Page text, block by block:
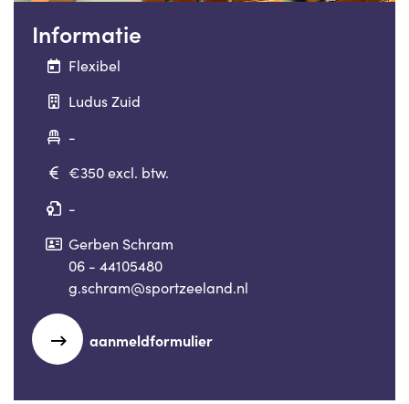
Informatie
Flexibel
Ludus Zuid
-
€350 excl. btw.
-
Gerben Schram
06 - 44105480
g.schram@sportzeeland.nl
aanmeldformulier